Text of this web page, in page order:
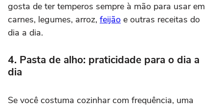
gosta de ter temperos sempre à mão para usar em
carnes, legumes, arroz, feijão e outras receitas do
dia a dia.
4. Pasta de alho: praticidade para o dia a
dia
Se você costuma cozinhar com frequência, uma